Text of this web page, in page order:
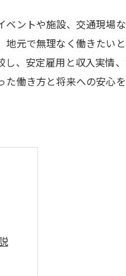
ントや施設、交通現場
元で無理なく働きたい
、安定雇用と収入実情
働き方と将来への安心